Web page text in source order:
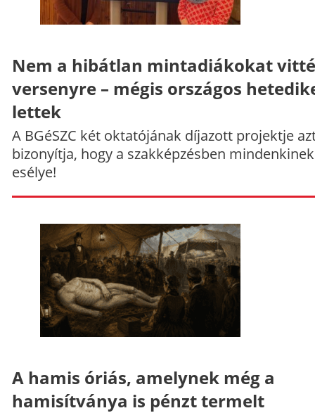
Nem a hibátlan mintadiákokat
versenyre – mégis országos
lettek
A BGéSZC két oktatójának díjazott projektje
bizonyítja, hogy a szakképzésben
esélye!
A hamis óriás, amelynek még a
hamisítványa is pénzt termelt